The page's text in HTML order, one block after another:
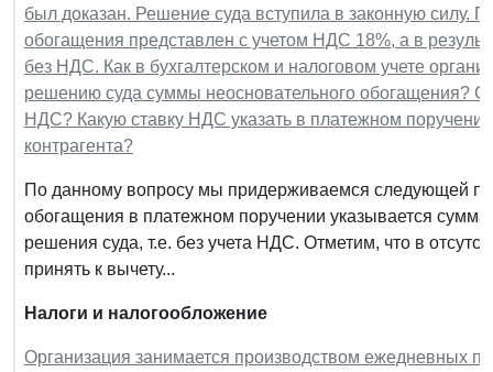
был доказан. Решение суда вступила в законную силу.
обогащения представлен с учетом НДС 18%, а в
без НДС. Как в бухгалтерском и налоговом учете
решению суда суммы неосновательного обогащения?
НДС? Какую ставку НДС указать в платежном
контрагента?
По данному вопросу мы придерживаемся следующей
обогащения в платежном поручении указывается сумма
решения суда, т.е. без учета НДС. Отметим, что в
принять к вычету...
Налоги и налогообложение
Организация занимается производством ежедневных